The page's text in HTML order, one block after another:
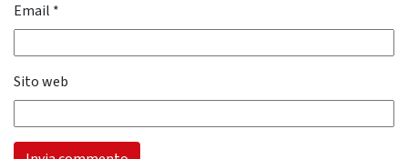
Email *
Sito web